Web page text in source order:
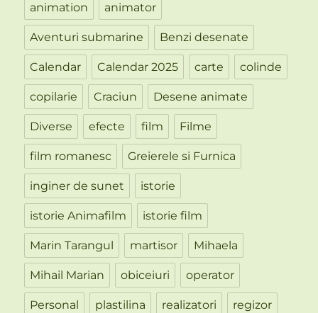
animation animator
Aventuri submarine Benzi desenate
Calendar Calendar 2025 carte colinde
copilarie Craciun Desene animate
Diverse efecte film Filme
film romanesc Greierele si Furnica
inginer de sunet istorie
istorie Animafilm istorie film
Marin Tarangul martisor Mihaela
Mihail Marian obiceiuri operator
Personal plastilina realizatori regizor